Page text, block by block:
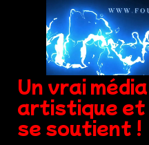
Un vrai
artistique et
se soutient !